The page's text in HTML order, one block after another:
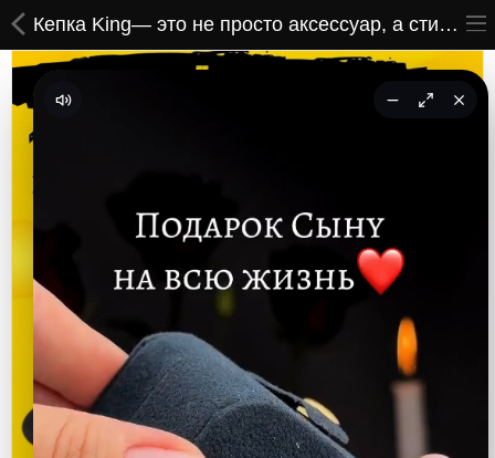
Бейсболки
Гравировка
CoolPass
Кепка King— это не просто аксессуар, а стильный элемент гардероба,